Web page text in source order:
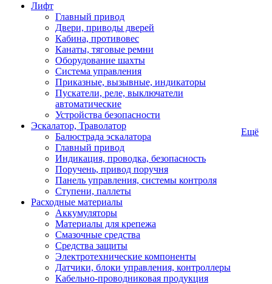
Лифт
Главный привод
Двери, приводы дверей
Кабина, противовес
Канаты, тяговые ремни
Оборудование шахты
Система управления
Приказные, вызывные, индикаторы
Пускатели, реле, выключатели
автоматические
Устройства безопасности
Эскалатор, Траволатор
Балюстрада эскалатора
Главный привод
Индикация, проводка, безопасность
Поручень, привод поручня
Панель управления, системы контроля
Ступени, паллеты
Расходные материалы
Аккумуляторы
Материалы для крепежа
Смазочные средства
Средства защиты
Электротехнические компоненты
Датчики, блоки управления, контроллеры
Кабельно-проводниковая продукция
Ещё